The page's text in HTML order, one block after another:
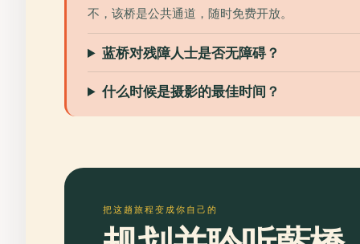
不，该桥是公共通道，随时免费开放。
蓝桥对残障人士是否无障碍？
什么时候是摄影的最佳时间？
把这趟旅程变成你自己的